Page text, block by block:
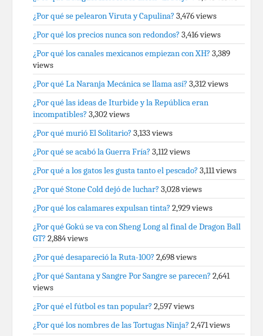
¿Por qué se pelearon Viruta y Capulina? 3,476 views
¿Por qué los precios nunca son redondos? 3,416 views
¿Por qué los canales mexicanos empiezan con XH? 3,389
views
¿Por qué La Naranja Mecánica se llama así? 3,312 views
¿Por qué las ideas de Iturbide y la República eran
incompatibles? 3,302 views
¿Por qué murió El Solitario? 3,133 views
¿Por qué se acabó la Guerra Fría? 3,112 views
¿Por qué a los gatos les gusta tanto el pescado? 3,111 views
¿Por qué Stone Cold dejó de luchar? 3,028 views
¿Por qué los calamares expulsan tinta? 2,929 views
¿Por qué Gokú se va con Sheng Long al final de Dragon Ball
GT? 2,884 views
¿Por qué desapareció la Ruta-100? 2,698 views
¿Por qué Santana y Sangre Por Sangre se parecen? 2,641
views
¿Por qué el fútbol es tan popular? 2,597 views
¿Por qué los nombres de las Tortugas Ninja? 2,471 views